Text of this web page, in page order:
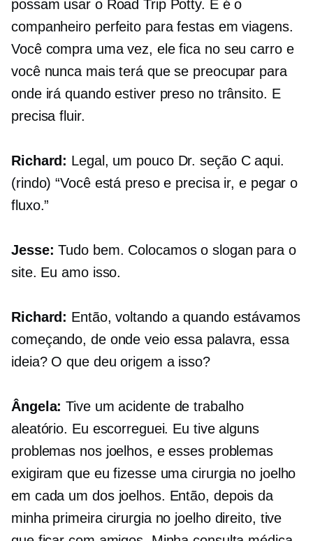
possam usar o Road Trip Potty. E é o
companheiro perfeito para festas em viagens.
Você compra uma vez, ele fica no seu carro e
você nunca mais terá que se preocupar para
onde irá quando estiver preso no trânsito. E
precisa fluir.
Richard: Legal, um pouco Dr.seção Caqui.
(rindo) “Você está preso e precisa ir, e pegar o
fluxo.”
Jesse: Tudo bem. Colocamos o slogan para o
site. Eu amo isso.
Richard: Então, voltando a quando estávamos
começando, de onde veio essa palavra, essa
ideia? O que deu origem a isso?
Ângela: Tive um acidente de trabalho
aleatório. Eu escorreguei. Eu tive alguns
problemas nos joelhos, e esses problemas
exigiram que eu fizesse uma cirurgia no joelho
em cada um dos joelhos. Então, depois da
minha primeira cirurgia no joelho direito, tive